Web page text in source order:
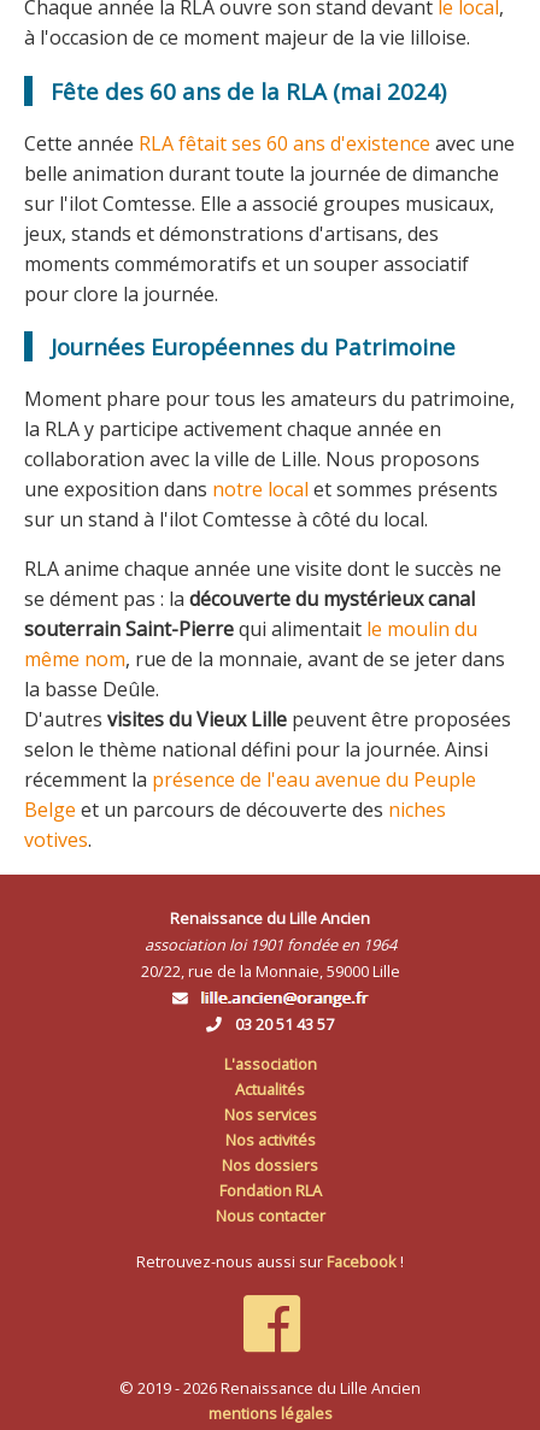
Chaque année la RLA ouvre son stand devant le local,
à l'occasion de ce moment majeur de la vie lilloise.
Fête des 60 ans de la RLA (mai 2024)
Cette année RLA fêtait ses 60 ans d'existence avec une
belle animation durant toute la journée de dimanche
sur l'ilot Comtesse. Elle a associé groupes musicaux,
jeux, stands et démonstrations d'artisans, des
moments commémoratifs et un souper associatif
pour clore la journée.
Journées Européennes du Patrimoine
Moment phare pour tous les amateurs du patrimoine,
la RLA y participe activement chaque année en
collaboration avec la ville de Lille. Nous proposons
une exposition dans notre local et sommes présents
sur un stand à l'ilot Comtesse à côté du local.
RLA anime chaque année une visite dont le succès ne
se dément pas : la découverte du mystérieux canal
souterrain Saint-Pierrequi alimentait le moulin du
même nom, rue de la monnaie, avant de se jeter dans
la basse Deûle.
D'autres visites du Vieux Lille peuvent être proposées
selon le thème national défini pour la journée. Ainsi
récemment la présence de l'eau avenue du Peuple
Belge et un parcours de découverte des niches
votives.
Renaissance du Lille Ancien
association loi 1901 fondée en 1964
20/22, rue de la Monnaie, 59000 Lille
03 20 51 43 57
L'association
Actualités
Nos services
Nos activités
Nos dossiers
Fondation RLA
Nous contacter
Retrouvez-nous aussi sur Facebook!
© 2019 - 2026 Renaissance du Lille Ancien
mentions légales